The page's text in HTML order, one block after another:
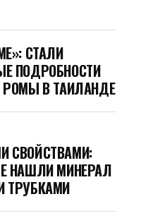
СТАЛИ
ПОДРОБНОСТИ
В ТАИЛАНДЕ
СВОЙСТВАМИ:
НАШЛИ МИНЕРАЛ
ТРУБКАМИ